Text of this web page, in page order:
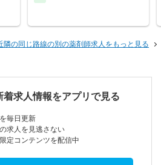
隣の同じ路線の別の薬剤師求人をもっと見る
着求人情報をアプリで見る
毎日更新
求人を見逃さない
定コンテンツを配信中